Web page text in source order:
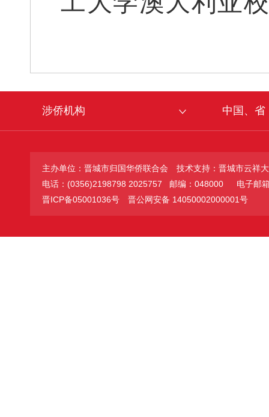
涉侨机构 中国、省
主办单位：晋城市归国华侨联合会
技术支持：晋城市云祥
电话：(0356)2198798 2025757 邮编：048000
电子邮
晋ICP备05001036号
晋公网安备 14050002000001号